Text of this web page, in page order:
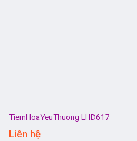
TiemHoaYeuThuong LHD617
Liên hệ